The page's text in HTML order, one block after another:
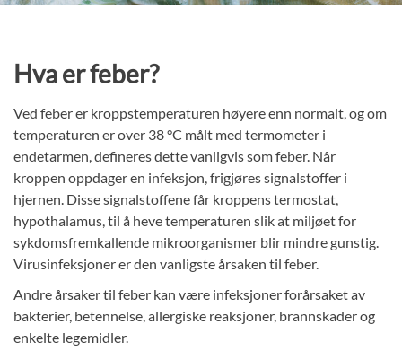
Hva er feber?
Ved feber er kroppstemperaturen høyere enn normalt, og om
temperaturen er over 38 °C målt med termometer i
endetarmen, defineres dette vanligvis som feber. Når
kroppen oppdager en infeksjon, frigjøres signalstoffer i
hjernen. Disse signalstoffene får kroppens termostat,
hypothalamus, til å heve temperaturen slik at miljøet for
sykdomsfremkallende mikroorganismer blir mindre gunstig.
Virusinfeksjoner er den vanligste årsaken til feber.
Andre årsaker til feber kan være infeksjoner forårsaket av
bakterier, betennelse, allergiske reaksjoner, brannskader og
enkelte legemidler.